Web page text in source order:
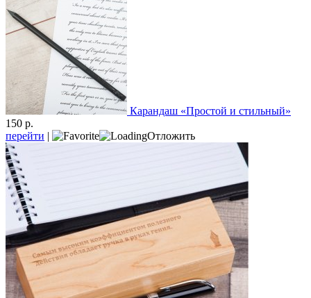
Карандаш «Простой и стильный»
150 р.
перейти | Отложить